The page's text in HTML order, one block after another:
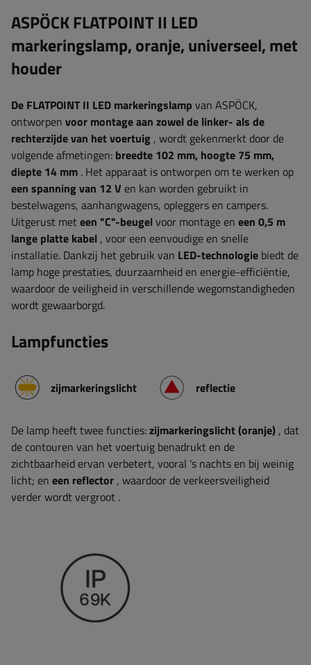
ASPÖCK FLATPOINT II LED
markeringslamp, oranje, universeel, met
houder
De FLATPOINT II LED markeringslamp van ASPÖCK,
ontworpen voor montage aan zowel de linker- als de
rechterzijde van het voertuig , wordt gekenmerkt door de
volgende afmetingen: breedte 102 mm, hoogte 75 mm,
diepte 14 mm . Het apparaat is ontworpen om te werken op
een spanning van 12 V en kan worden gebruikt in
bestelwagens, aanhangwagens, opleggers en campers.
Uitgerust meteen "C"-beugelvoor montage en een 0,5 m
lange platte kabel , voor een eenvoudige en snelle
installatie. Dankzij het gebruik van LED-technologie biedt de
lamp hoge prestaties, duurzaamheid en energie-efficiëntie,
waardoor de veiligheid in verschillende wegomstandigheden
wordt gewaarborgd.
Lampfuncties
zijmarkeringslicht reflectie
De lamp heeft twee functies:zijmarkeringslicht (oranje) , dat
de contouren van het voertuig benadrukt en de
zichtbaarheid ervan verbetert, vooral 's nachts en bij weinig
licht; en een reflector , waardoor de verkeersveiligheid
verder wordt vergroot .